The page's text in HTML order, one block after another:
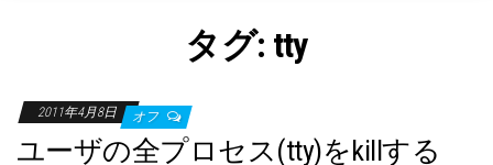
タグ: tty
2011年4月8日 オフ
ユーザの全プロセス(tty)をkillする